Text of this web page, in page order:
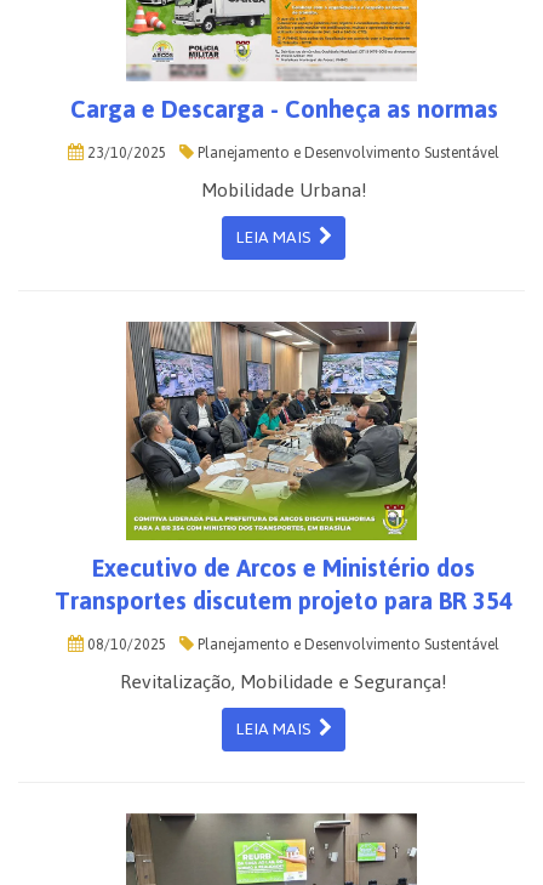
Carga e Descarga - Conheça as normas
23/10/2025 Planejamento e Desenvolvimento Sustentável
Mobilidade Urbana!
LEIA MAIS
Executivo de Arcos e Ministério dos
Transportes discutem projeto para BR 354
08/10/2025 Planejamento e Desenvolvimento Sustentável
Revitalização, Mobilidade e Segurança!
LEIA MAIS